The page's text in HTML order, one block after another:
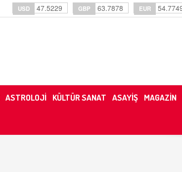
USD 47.5229 GBP 63.7878 EUR
ASTROLOJİ KÜLTÜR SANAT ASAYİŞ MAGAZİN